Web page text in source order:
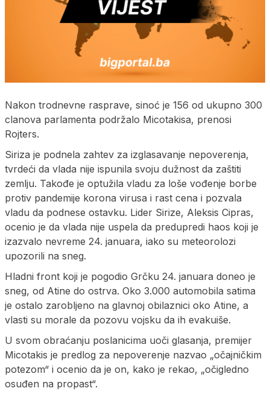
Nakon trodnevne rasprave, sinoć je 156 od ukupno 300
clanova parlamenta podržalo Micotakisa, prenosi
Rojters.
Siriza je podnela zahtev za izglasavanje nepoverenja,
tvrdeći da vlada nije ispunila svoju dužnost da zaštiti
zemlju. Takođe je optužila vladu za loše vođenje borbe
protiv pandemije korona virusa i rast cena i pozvala
vladu da podnese ostavku. Lider Sirize, Aleksis Cipras,
ocenio je da vlada nije uspela da predupredi haos koji je
izazvalo nevreme 24. januara, iako su meteorolozi
upozorili na sneg.
Hladni front koji je pogodio Grčku 24. januara doneo je
sneg, od Atine do ostrva. Oko 3.000 automobila satima
je ostalo zarobljeno na glavnoj obilaznici oko Atine, a
vlasti su morale da pozovu vojsku da ih evakuiše.
U svom obraćanju poslanicima uoči glasanja, premijer
Micotakis je predlog za nepoverenje nazvao „očajničkim
potezom“ i ocenio da je on, kako je rekao, „očigledno
osuđen na propast“.